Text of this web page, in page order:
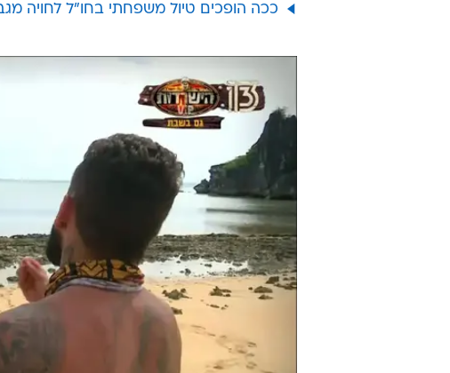
ככה הופכים טיול משפחתי בחו"ל לחויה